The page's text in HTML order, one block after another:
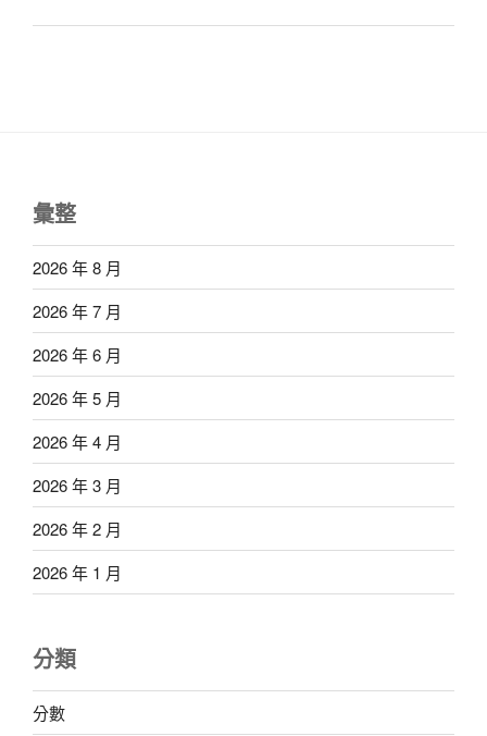
彙整
2026 年 8 月
2026 年 7 月
2026 年 6 月
2026 年 5 月
2026 年 4 月
2026 年 3 月
2026 年 2 月
2026 年 1 月
分類
分數